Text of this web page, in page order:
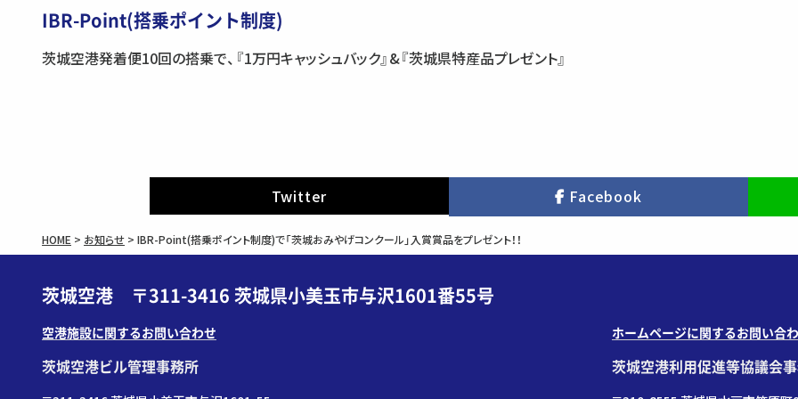
IBR-Point(搭乗ポイント制度)
茨城空港発着便10回の搭乗で、『1万円キャッシュバック』&『茨城県特産品プレゼント』
Twitter Facebook
HOME > お知らせ > IBR-Point(搭乗ポイント制度)で「茨城おみやげコンクール」入賞賞品をプレゼント！！
茨城空港 〒311-3416 茨城県小美玉市与沢1601番55号
空港施設に関するお問い合わせ
茨城空港ビル管理事務所
ホームページに関するお問い合
茨城空港利用促進等協議会